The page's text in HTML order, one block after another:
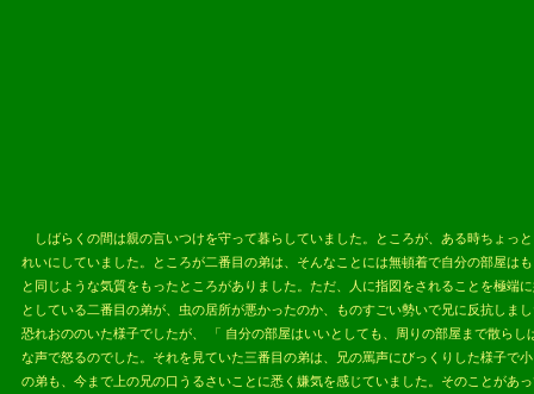
しばらくの間は親の言いつけを守って暮らしていました。ところが、ある時ちょっ
れいにしていました。ところが二番目の弟は、そんなことには無頓着で自分の部屋は
と同じような気質をもったところがありました。ただ、人に指図をされることを極
としている二番目の弟が、虫の居所が悪かったのか、ものすごい勢いで兄に反抗し
恐れおののいた様子でしたが、 「 自分の部屋はいいとしても、周りの部屋まで散ら
な声で怒るのでした。それを見ていた三番目の弟は、兄の罵声にびっくりした様子で
の弟も、今まで上の兄の口うるさいことに悉く嫌気を感じていました。そのことがあ